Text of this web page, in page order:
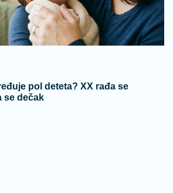
pol deteta? XX rađa se
se dečak